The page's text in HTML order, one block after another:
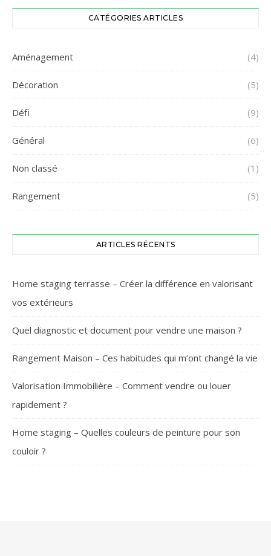
CATÉGORIES ARTICLES
Aménagement (4)
Décoration (5)
Défi (9)
Général (6)
Non classé (1)
Rangement (5)
ARTICLES RÉCENTS
Home staging terrasse – Créer la différence en valorisant
vos extérieurs
Quel diagnostic et document pour vendre une maison ?
Rangement Maison – Ces habitudes qui m’ont changé la vie
Valorisation Immobilière – Comment vendre ou louer
rapidement ?
Home staging – Quelles couleurs de peinture pour son
couloir ?